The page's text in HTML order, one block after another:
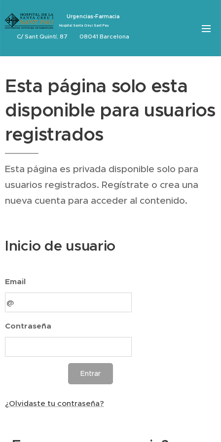
Urgencias-Farmacia
Hospital Santa Creu i Sant Pau
C/ Sant Quintí, 87 08041 Barcelona
Esta página solo esta
disponible para usuarios
registrados
Esta página es privada disponible solo para
usuarios registrados. Regístrate o crea una
nueva cuenta para acceder al contenido.
Inicio de usuario
Email
Contraseña
Entrar
¿Olvidaste tu contraseña?